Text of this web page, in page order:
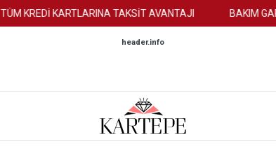
KREDİ KARTLARINA TAKSİT AVANTAJI BAKIM
header.info